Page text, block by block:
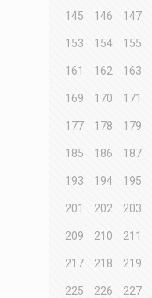
145 146 147
153 154 155
161 162 163
169 170 171
177 178 179
185 186 187
193 194 195
201 202 203
209 210 211
217 218 219
225 226 227